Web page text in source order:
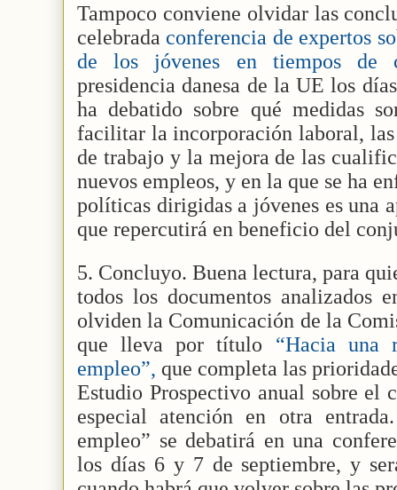
Tampoco conviene olvidar las
celebrada conferencia de expertos
de los jóvenes en tiempos de
presidencia danesa de la UE los
ha debatido sobre qué medidas
facilitar la incorporación laboral,
de trabajo y la mejora de las
nuevos empleos, y en la que se ha
políticas dirigidas a jóvenes es una
que repercutirá en beneficio del
5. Concluyo. Buena lectura, para
todos los documentos analizados
olviden la Comunicación de la
que lleva por título “Hacia una
empleo”, que completa las
Estudio Prospectivo anual sobre el
especial atención en otra
empleo” se debatirá en una
los días 6 y 7 de septiembre, y